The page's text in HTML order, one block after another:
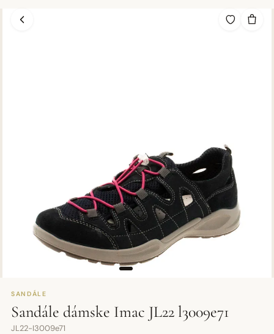
SANDÁLE
Sandále dámske Imac JL22 l3009e71
JL22-I3009e71